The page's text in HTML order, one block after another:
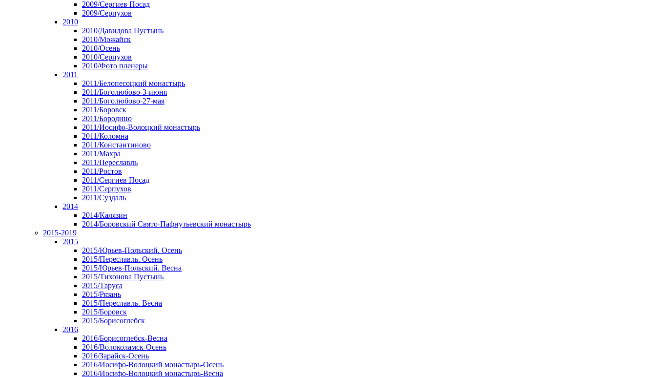
2009/Сергиев Посад
2009/Серпухов
2010
2010/Давидова Пустынь
2010/Можайск
2010/Осень
2010/Серпухов
2010/Фото пленеры
2011
2011/Белопесоцкий монастырь
2011/Боголюбово-3-июня
2011/Боголюбово-27-мая
2011/Боровск
2011/Бородино
2011/Иосифо-Волоцкий монастырь
2011/Коломна
2011/Константиново
2011/Махра
2011/Переславль
2011/Ростов
2011/Сергиев Посад
2011/Серпухов
2011/Суздаль
2014
2014/Калязин
2014/Боровский Свято-Пафнутьевский монастырь
2015-2019
2015
2015/Юрьев-Польский. Осень
2015/Переславль. Осень
2015/Юрьев-Польский. Весна
2015/Тихонова Пустынь
2015/Таруса
2015/Рязань
2015/Переславль. Весна
2015/Боровск
2015/Борисоглебск
2016
2016/Борисоглебск-Весна
2016/Волоколамск-Осень
2016/Зарайск-Осень
2016/Иосифо-Волоцкий монастырь-Осень
2016/Иосифо-Волоцкий монастырь-Весна